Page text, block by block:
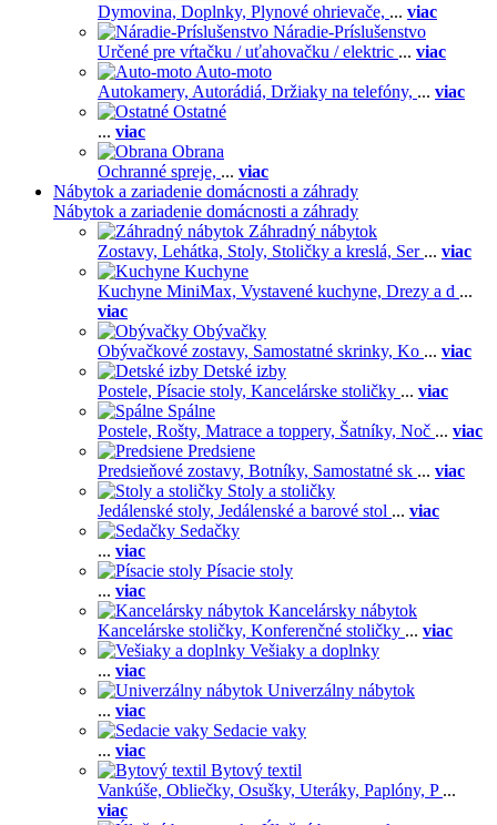
Dymovina, Doplnky, Plynové ohrievače, ... viac
Náradie-Príslušenstvo
Určené pre vŕtačku / uťahovačku / elektric ... viac
Auto-moto
Autokamery, Autorádiá, Držiaky na telefóny, ... viac
Ostatné
... viac
Obrana
Ochranné spreje, ... viac
Nábytok a zariadenie domácnosti a záhrady
Nábytok a zariadenie domácnosti a záhrady
Záhradný nábytok
Zostavy, Lehátka, Stoly, Stoličky a kreslá, Ser ... viac
Kuchyne
Kuchyne MiniMax, Vystavené kuchyne, Drezy a d ...
viac
Obývačky
Obývačkové zostavy, Samostatné skrinky, Ko ... viac
Detské izby
Postele, Písacie stoly, Kancelárske stoličky ... viac
Spálne
Postele, Rošty, Matrace a toppery, Šatníky, Noč ... viac
Predsiene
Predsieňové zostavy, Botníky, Samostatné sk ... viac
Stoly a stoličky
Jedálenské stoly, Jedálenské a barové stol ... viac
Sedačky
... viac
Písacie stoly
... viac
Kancelársky nábytok
Kancelárske stoličky, Konferenčné stoličky ... viac
Vešiaky a doplnky
... viac
Univerzálny nábytok
... viac
Sedacie vaky
... viac
Bytový textil
Vankúše, Obliečky, Osušky, Uteráky, Paplóny, P ...
viac